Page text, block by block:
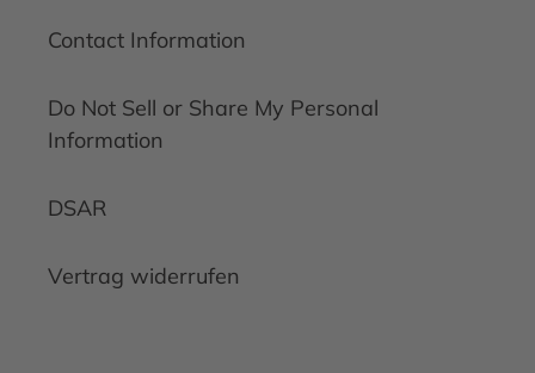
Contact Information
Do Not Sell or Share My Personal
Information
DSAR
Vertrag widerrufen